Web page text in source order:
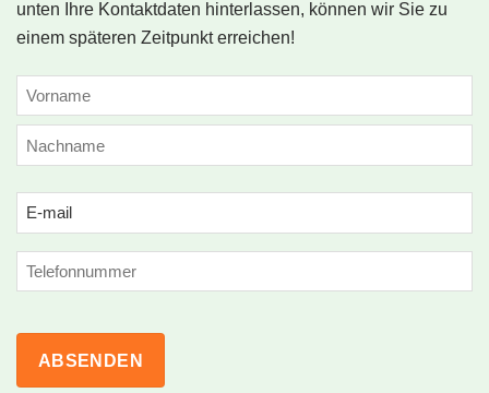
unten Ihre Kontaktdaten hinterlassen, können wir Sie zu
einem späteren Zeitpunkt erreichen!
NAME
(ERFORDERLICH)
Email
(erforderlich)
Phone